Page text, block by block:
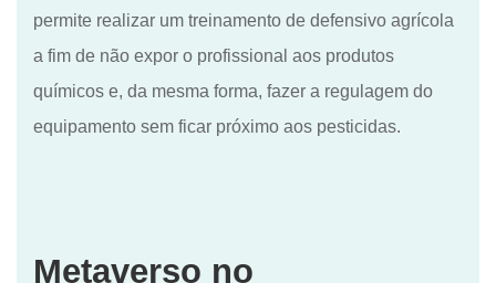
permite realizar um treinamento de defensivo agrícola
a fim de não expor o profissional aos produtos
químicos e, da mesma forma, fazer a regulagem do
equipamento sem ficar próximo aos pesticidas.
Metaverso no